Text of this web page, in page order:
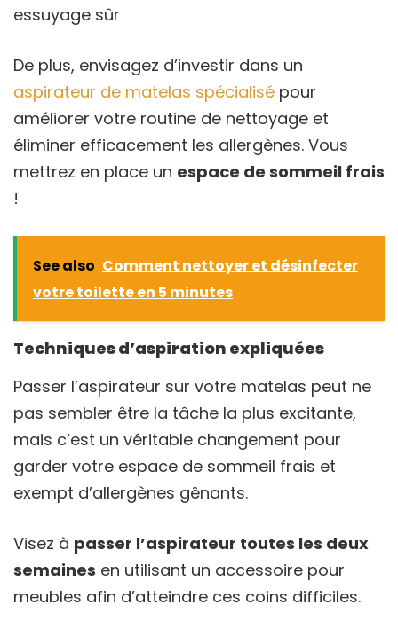
essuyage sûr
De plus, envisagez d’investir dans un
aspirateur de matelas spécialisé pour
améliorer votre routine de nettoyage et
éliminer efficacement les allergènes. Vous
mettrez en place un espace de sommeil frais
!
See also Comment nettoyer et désinfecter
votre toilette en 5 minutes
Techniques d’aspiration expliquées
Passer l’aspirateur sur votre matelas peut ne
pas sembler être la tâche la plus excitante,
mais c’est un véritable changement pour
garder votre espace de sommeil frais et
exempt d’allergènes gênants.
Visez à passer l’aspirateur toutes les deux
semaines en utilisant un accessoire pour
meubles afin d’atteindre ces coins difficiles.